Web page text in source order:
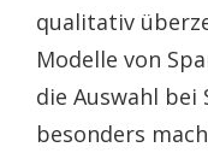
qualitativ
Modelle von
die Auswahl
besonders